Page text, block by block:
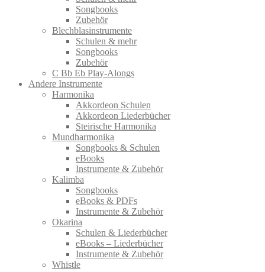
Songbooks
Zubehör
Blechblasinstrumente
Schulen & mehr
Songbooks
Zubehör
C Bb Eb Play-Alongs
Andere Instrumente
Harmonika
Akkordeon Schulen
Akkordeon Liederbücher
Steirische Harmonika
Mundharmonika
Songbooks & Schulen
eBooks
Instrumente & Zubehör
Kalimba
Songbooks
eBooks & PDFs
Instrumente & Zubehör
Okarina
Schulen & Liederbücher
eBooks – Liederbücher
Instrumente & Zubehör
Whistle